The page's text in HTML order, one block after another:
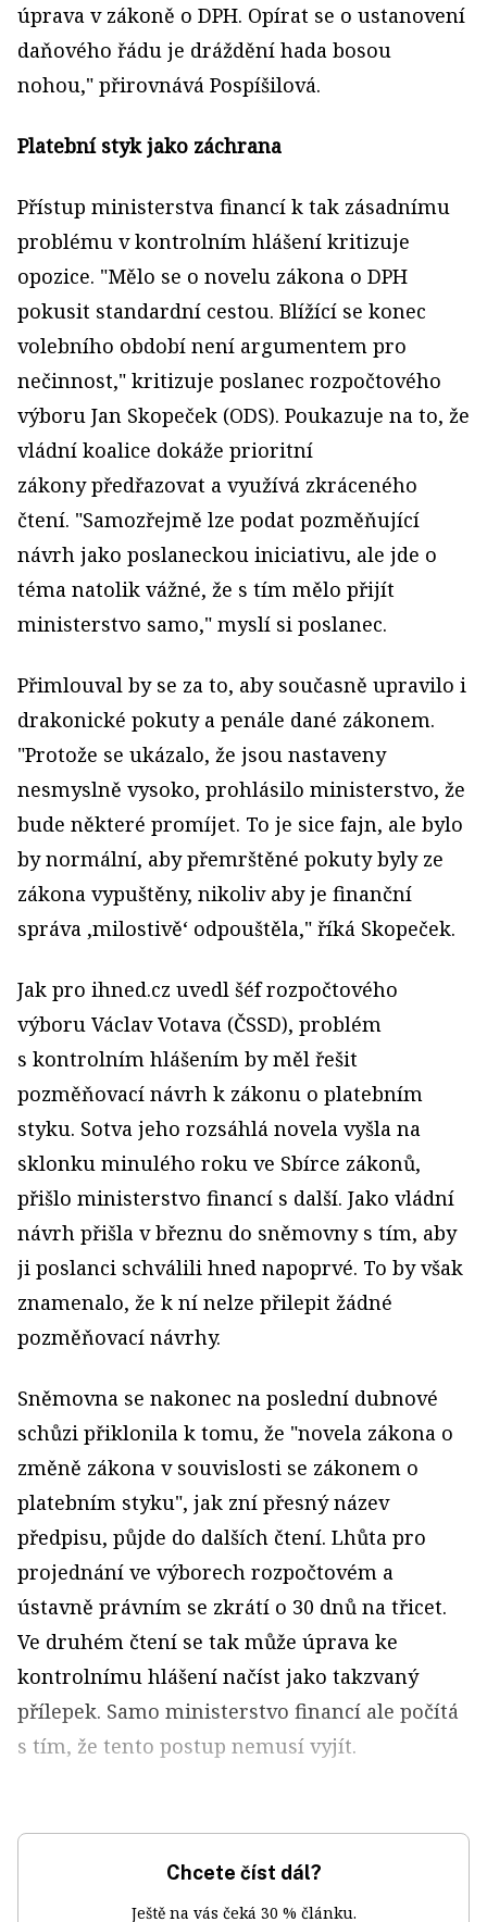
úprava v zákoně o DPH. Opírat se o ustanovení
daňového řádu je dráždění hada bosou
nohou," přirovnává Pospíšilová.
Platební styk jako záchrana
Přístup ministerstva financí k tak zásadnímu
problému v kontrolním hlášení kritizuje
opozice. "Mělo se o novelu zákona o DPH
pokusit standardní cestou. Blížící se konec
volebního období není argumentem pro
nečinnost," kritizuje poslanec rozpočtového
výboru Jan Skopeček (ODS). Poukazuje na to, že
vládní koalice dokáže prioritní
zákonypředřazovat a využívá zkráceného
čtení. "Samozřejmě lze podat pozměňující
návrh jako poslaneckou iniciativu, ale jde o
téma natolik vážné, že s tím mělo přijít
ministerstvo samo," myslí si poslanec.
Přimlouval by se za to, aby současně upravilo i
drakonické pokuty a penále dané zákonem.
"Protože se ukázalo, že jsou nastaveny
nesmyslně vysoko, prohlásilo ministerstvo, že
bude některé promíjet. To je sice fajn, ale bylo
by normální, aby přemrštěné pokuty byly ze
zákona vypuštěny, nikoliv aby je finanční
správa ‚milostivě‘ odpouštěla," říká Skopeček.
Jak pro ihned.cz uvedl šéf rozpočtového
výboru Václav Votava (ČSSD), problém
s kontrolním hlášením by měl řešit
pozměňovací návrh k zákonu o platebním
styku. Sotva jeho rozsáhlá novela vyšla na
sklonku minulého roku ve Sbírce zákonů,
přišlo ministerstvo financí s další. Jako vládní
návrh přišla v březnu do sněmovny s tím, aby
ji poslanci schválili hned napoprvé. To by však
znamenalo, že k ní nelze přilepit žádné
pozměňovací návrhy.
Sněmovna se nakonec na poslední dubnové
schůzi přiklonila k tomu, že "novela zákona o
změně zákona v souvislosti se zákonem o
platebním styku", jak zní přesný název
předpisu, půjde do dalších čtení. Lhůta pro
projednání ve výborech rozpočtovém a
ústavně právním se zkrátí o 30 dnů na třicet.
Ve druhém čtení se tak může úprava ke
kontrolnímu hlášení načíst jako takzvaný
přílepek. Samo ministerstvo financí ale počítá
s tím, že tento postup nemusí vyjít.
Chcete číst dál?
Ještě na vás čeká 30 % článku.